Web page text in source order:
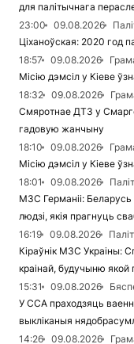
для палітычнага
23:00
09.08.2026
Ціханоўская: 2020 год
18:57
09.08.2026
Місію дэмсіл у Кіеве
18:32
09.08.2026
Смяротнае ДТЗ у
гадовую жанчыну
18:10
09.08.2026
Місію дэмсіл у Кіеве
18:01
09.08.2026
МЗС Германіі:
людзі, якія прагнуць
16:19
09.08.2026
Кіраўнік МЗС Украіны:
краінай, будучыню
15:31
09.08.2026
У ССА праходзяць
выкліканыя
14:26
09.08.2026